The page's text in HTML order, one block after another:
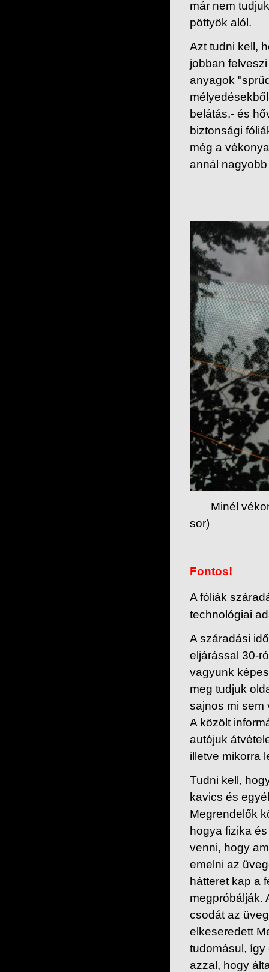
már nem
pöttyök alól.
Azt tudni kell,
jobban
anyagok
belátás,- és
biztonsági
még a
annál
Minél
sor)
Fontos!
A fóliák
technológiai
A száradási
eljárással 30-
vagyunk
meg tudjuk
sajnos mi sem
A közölt
autójuk
illetve mikorra
Tudni kell,
kavics és
Megrendelők
hogya fizika
venni, hogy
emelni az
hátteret kap a
megpróbálják.
csodát az
elkeseredett
tudomásul,
azzal, hogy